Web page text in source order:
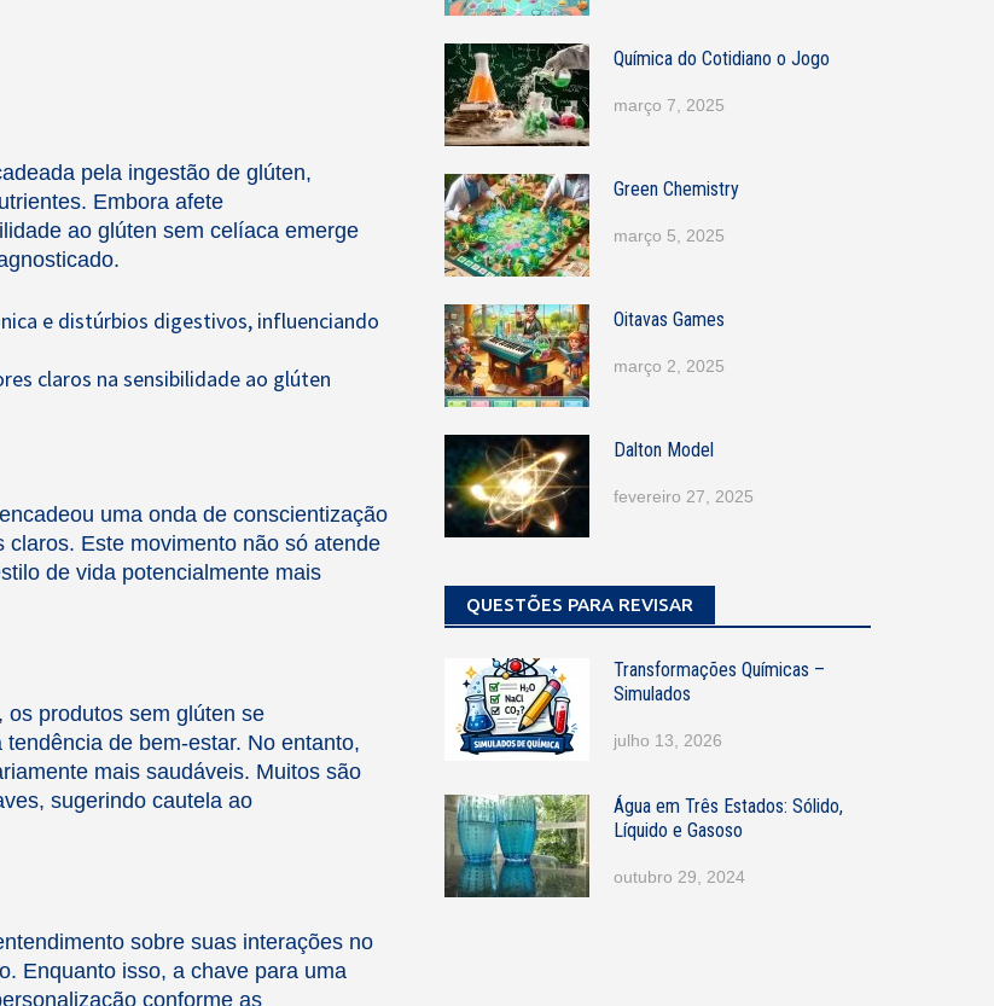
pela ingestão de glúten,
Embora afete
ao glúten sem celíaca emerge
e distúrbios digestivos, influenciando
claros na sensibilidade ao glúten
uma onda de conscientização
Este movimento não só atende
de vida potencialmente mais
os produtos sem glúten se
de bem-estar. No entanto,
mais saudáveis. Muitos são
sugerindo cautela ao
sobre suas interações no
Enquanto isso, a chave para uma
conforme as
Química do Cotidiano o Jogo
março 7, 2025
Green Chemistry
março 5, 2025
Oitavas Games
março 2, 2025
Dalton Model
fevereiro 27, 2025
QUESTÕES PARA REVISAR
Transformações Químicas –
Simulados
julho 13, 2026
Água em Três Estados: Sólido,
Líquido e Gasoso
outubro 29, 2024